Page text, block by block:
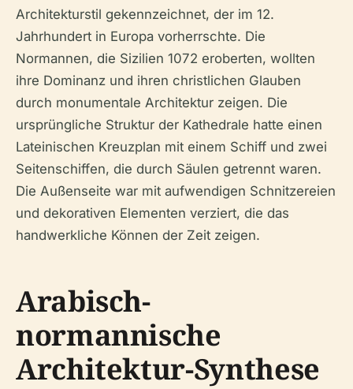
Architekturstil gekennzeichnet, der im 12.
Jahrhundert in Europa vorherrschte. Die
Normannen, die Sizilien 1072 eroberten, wollten
ihre Dominanz und ihren christlichen Glauben
durch monumentale Architektur zeigen. Die
ursprüngliche Struktur der Kathedrale hatte einen
Lateinischen Kreuzplan mit einem Schiff und zwei
Seitenschiffen, die durch Säulen getrennt waren.
Die Außenseite war mit aufwendigen Schnitzereien
und dekorativen Elementen verziert, die das
handwerkliche Können der Zeit zeigen.
Arabisch-
normannische
Architektur-Synthese